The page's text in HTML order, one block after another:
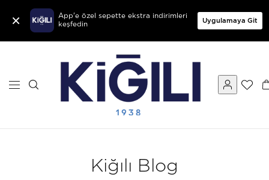
×
App'e özel sepette ekstra indirimleri
keşfedin
Uygulamaya Git
Kiğılı Blog